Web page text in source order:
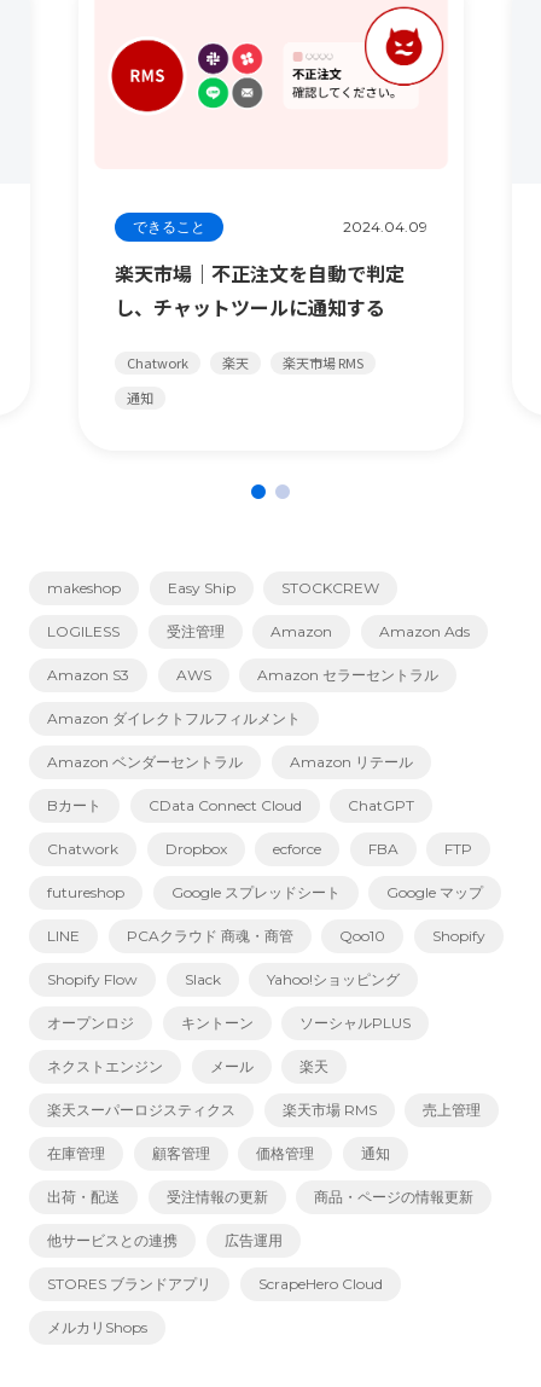
できること 2024.04.09
楽天市場｜不正注文を自動で判定
し、チャットツールに通知する
Chatwork 楽天
楽天市場 RMS
通知
makeshop Easy Ship STOCKCREW
LOGILESS 受注管理 Amazon Amazon Ads
Amazon S3 AWS Amazon セラーセントラル
Amazon ダイレクトフルフィルメント
Amazon ベンダーセントラル Amazon リテール
Bカート CData Connect Cloud ChatGPT
Chatwork Dropbox ecforce FBA FTP
futureshop Google スプレッドシート Google マップ
LINE PCAクラウド 商魂・商管 Qoo10 Shopify
Shopify Flow Slack Yahoo!ショッピング
オープンロジ キントーン ソーシャルPLUS
ネクストエンジン メール 楽天
楽天スーパーロジスティクス 楽天市場 RMS 売上管理
在庫管理 顧客管理 価格管理 通知
出荷・配送 受注情報の更新 商品・ページの情報更新
他サービスとの連携 広告運用
STORES ブランドアプリ ScrapeHero Cloud
メルカリShops